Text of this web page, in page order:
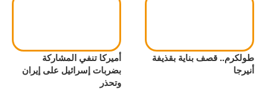
طولكرم.. قصف بناية بقذيفة
أنيرجا
أميركا تنفي المشاركة
بضربات إسرائيل على إيران
وتحذر